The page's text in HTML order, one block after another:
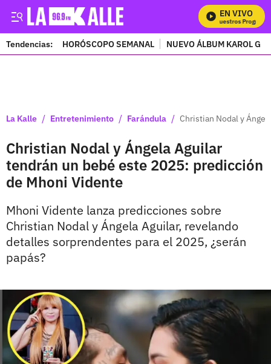
EN VIVO
Mira Todos Nuestros Programas
Tendencias: HORÓSCOPO SEMANAL NUEVO ÁLBUM KAROL G
La Kalle / Entretenimiento / Farándula / Christian Nodal y
Christian Nodal y Ángela Aguilar
tendrán un bebé este 2025: predicción
de Mhoni Vidente
Mhoni Vidente lanza predicciones sobre
Christian Nodal y Ángela Aguilar, revelando
detalles sorprendentes para el 2025, ¿serán
papás?